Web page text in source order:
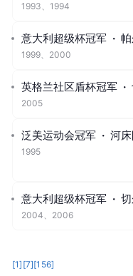
1993、1994
意大利超级杯冠军 ·
1999、2000
英格兰社区盾杯冠军 ·
2005
泛美运动会冠军 · 河
1995
意大利超级杯冠军 ·
2004、2006
[1] [7][156]